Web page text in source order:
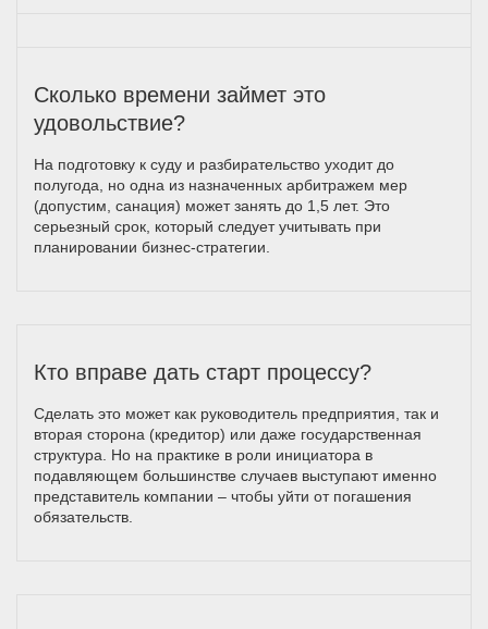
Сколько времени займет это
удовольствие?
На подготовку к суду и разбирательство уходит до
полугода, но одна из назначенных арбитражем мер
(допустим, санация) может занять до 1,5 лет. Это
серьезный срок, который следует учитывать при
планировании бизнес-стратегии.
Кто вправе дать старт процессу?
Сделать это может как руководитель предприятия, так и
вторая сторона (кредитор) или даже государственная
структура. Но на практике в роли инициатора в
подавляющем большинстве случаев выступают именно
представитель компании – чтобы уйти от погашения
обязательств.